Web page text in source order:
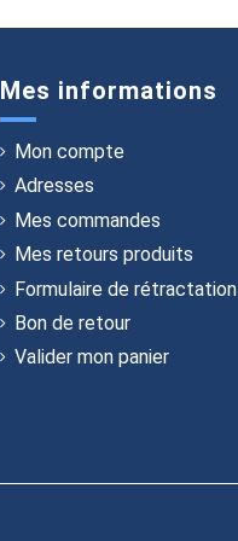
Mes informations
Mon compte
Adresses
Mes commandes
Mes retours produits
Formulaire de rétractation
Bon de retour
Valider mon panier